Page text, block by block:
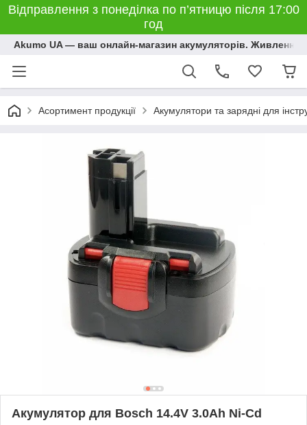
Відправлення з понеділка по п’ятницю після 17:00
год
Akumo UA — ваш онлайн-магазин акумуляторів. Живлення,
Асортимент продукції Акумулятори та зарядні для
Акумулятор для Bosch 14.4V 3.0Ah Ni-Cd